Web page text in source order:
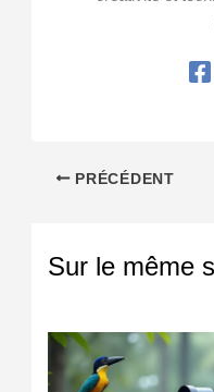
PRÉCÉDENT
Sur le même